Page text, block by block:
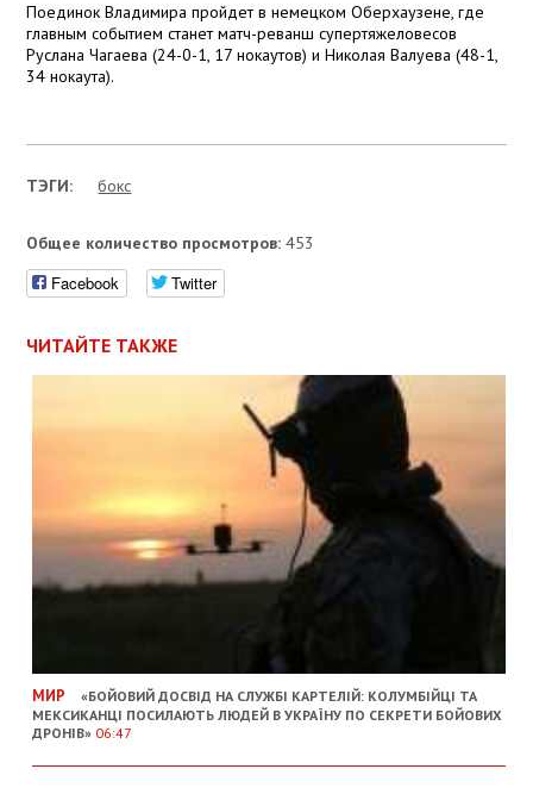
Поединок Владимира пройдет в немецком Оберхаузене, где
главным событием станет матч-реванш супертяжеловесов
Руслана Чагаева (24-0-1, 17 нокаутов) и Николая Валуева (48-1,
34 нокаута).
ТЭГИ: бокс
Общее количество просмотров: 453
Facebook Twitter
ЧИТАЙТЕ ТАКЖЕ
МИР
«БОЙОВИЙ ДОСВІД НА СЛУЖБІ КАРТЕЛІЙ: КОЛУМБІЙЦІ ТА
МЕКСИКАНЦІ ПОСИЛАЮТЬ ЛЮДЕЙ В УКРАЇНУ ПО СЕКРЕТИ БОЙОВИХ
ДРОНІВ» 06:47